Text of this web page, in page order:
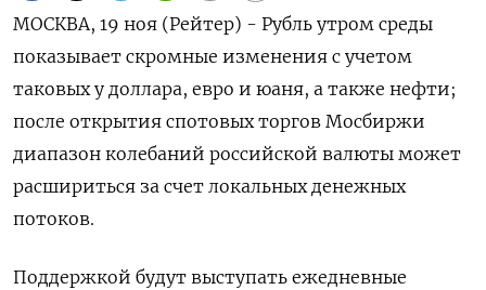
МОСКВА, 19 ноя (Рейтер) - Рубль утром среды
показывает скромные изменения с учетом
таковых у доллара, евро и юаня, а также нефти;
после открытия спотовых торгов Мосбиржи
диапазон колебаний российской валюты может
расшириться за счет локальных денежных
потоков.
Поддержкой будут выступать ежедневные